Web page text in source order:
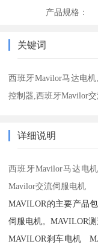
产品规格：
关键词
西班牙Mavilor马达电
控制器,西班牙Mavilor
详细说明
西班牙Mavilor马达电
Mavilor交流伺服电机
MAVILOR的主要产品
伺服电机。MAVILOR测
MAVILOR刹车电机